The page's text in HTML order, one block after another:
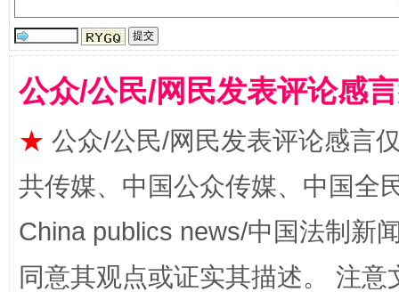
全民健身五年计划来了！等你上场
公众/公民/网民发表评论感
★ 公众/公民/网民发表评论感言
共传媒、中国公众传媒、中国全
China publics news/中国法制新
同意其观点或证实其描述。 注